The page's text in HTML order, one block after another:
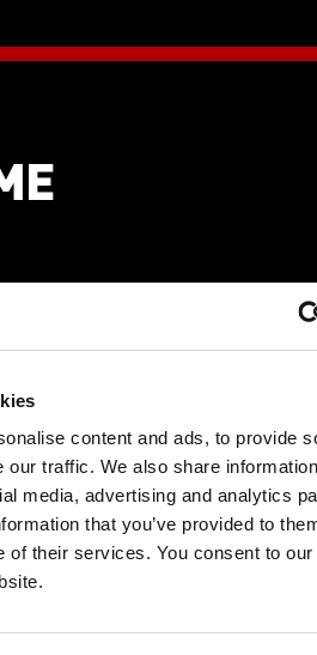
content and ads, to provide
our traffic. We also share
media, advertising and analytics
that you’ve provided to
of their services. You consent to
INSTRUCTIES
voor op 170°C. Verwarm de Blue
en Verstegen Specerijenmix voor
in een pan. Smelt dit langzaam.
met bakpapier en smeer in
de filodeeg plakken horizontaal